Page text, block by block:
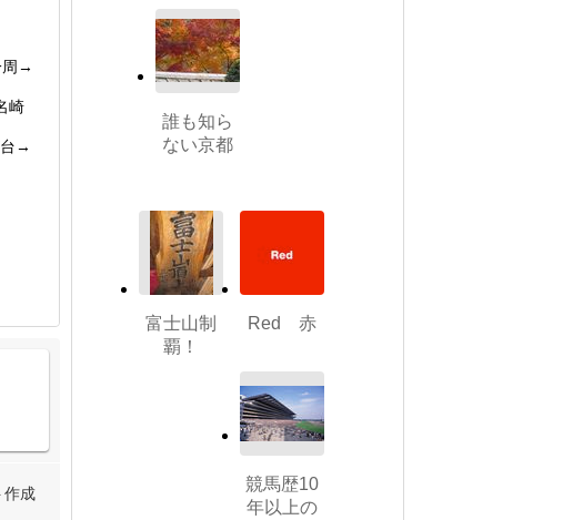
周→
崎
→
作成
誰も知ら
ない京都
富士山制
覇！
Red 赤
競馬歴10
年以上の